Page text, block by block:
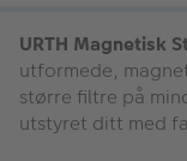
URTH Magnetisk
utformede,
større filtre på
utstyret ditt med